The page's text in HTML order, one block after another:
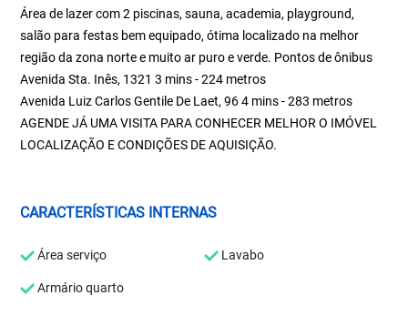
Área de lazer com 2 piscinas, sauna, academia, playground,
salão para festas bem equipado, ótima localizado na melhor
região da zona norte e muito ar puro e verde. Pontos de ônibus
Avenida Sta. Inês, 1321 3 mins - 224 metros
Avenida Luiz Carlos Gentile De Laet, 96 4 mins - 283 metros
AGENDE JÁ UMA VISITA PARA CONHECER MELHOR O IMÓVEL
LOCALIZAÇÃO E CONDIÇÕES DE AQUISIÇÃO.
CARACTERÍSTICAS INTERNAS
Área serviço Lavabo
Armário quarto